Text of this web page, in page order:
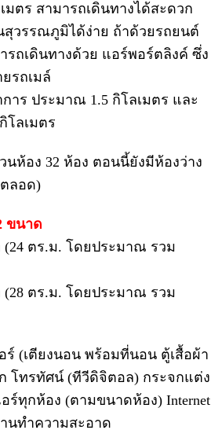
มตร สามารถเดินทางได้สะดวก
สุวรรณภูมิได้ง่าย ถ้าด้วยรถยนต์
รถเดินทางด้วย แอร์พอร์ตลิงค์ ซึ่ง
รถเมล์
าร ประมาณ 1.5 กิโลเมตร และ
โลเมตร
นห้อง 32 ห้อง ตอนนี้ยังมีห้องว่าง
ลอด)
ขนาด
(24 ตร.ม. โดยประมาณ รวม
(28 ตร.ม. โดยประมาณ รวม
ร์ (เตียงนอน พร้อมที่นอน ตู้เสื้อผ้า
โทรทัศน์ (ทีวีดิจิตอล) กระจกแต่ง
ร์ทุกห้อง (ตามขนาดห้อง) Internet
นทำความสะอาด